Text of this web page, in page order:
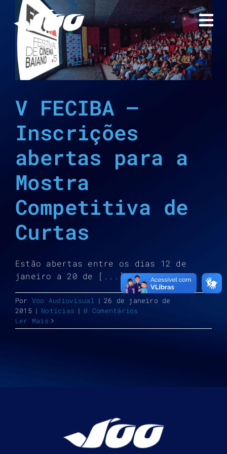
para
conteúdo
V FECIBA –
Inscrições
abertas para a
Mostra
Competitiva de
Curtas
Estão abertas entre os dias 12 de
janeiro a 20 de [...]
Por Voo Audiovisual | 26 de janeiro de
2015 | Notícias | 0 Comentários
Ler Mais